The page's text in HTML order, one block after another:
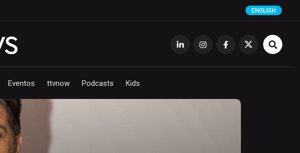
ENGLISH
Eventos ttvnow Podcasts Kids